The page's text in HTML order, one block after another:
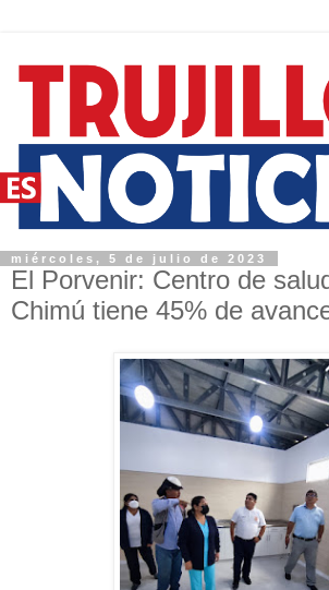
miércoles, 5 de julio de 2023
El Porvenir: Centro de
Chimú tiene 45% de